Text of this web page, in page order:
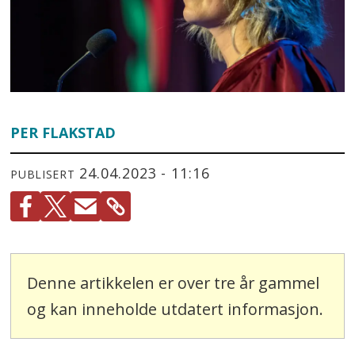
PER FLAKSTAD
PUBLISERT 24.04.2023 - 11:16
Denne artikkelen er over tre år gammel
og kan inneholde utdatert informasjon.